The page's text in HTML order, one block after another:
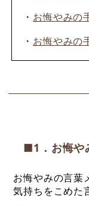
・ お悔やみの
・ お悔やみの
■1．お悔や
お悔やみの言葉
気持ちをこめた